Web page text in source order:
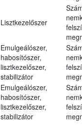
Lisztkezelőszer
Emulgeálószer,
habosítószer,
lisztkezelőszer,
stabilizátor
Emulgeálószer,
habosítószer,
lisztkezelőszer,
stabilizátor